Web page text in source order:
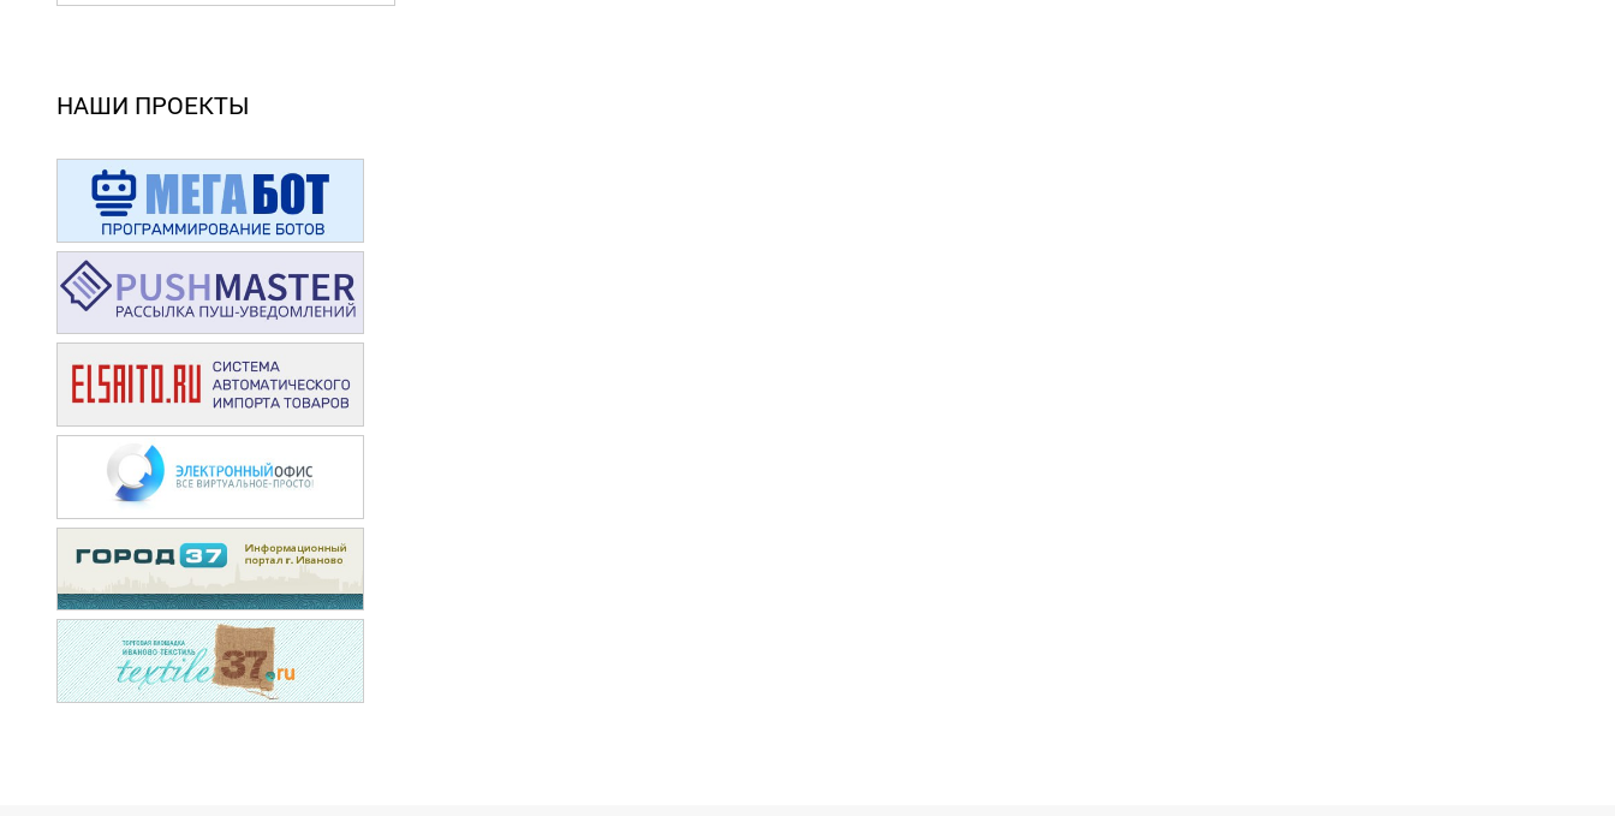
НАШИ ПРОЕКТЫ